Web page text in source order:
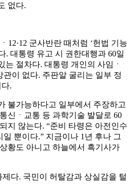
없다.
12·12 군사반란 때처럼 ‘헌법 기능
. 대통령 유고 시 권한대행과 60일
는 절차다. 대통령 개인의 사임ㆍ
이 없다. 주판알 굴리는 일부 정
.
불가능하다고 일부에서 주장하고
신ㆍ교통 등 과학기술 발달로 60
지 않는다. “준비 타령은 아전인수
뿐이다.” 지금이나 1년 후나 그
황도 아니고 하늘에서 흑기사가
제다. 국민이 허탈감과 상실감을 털